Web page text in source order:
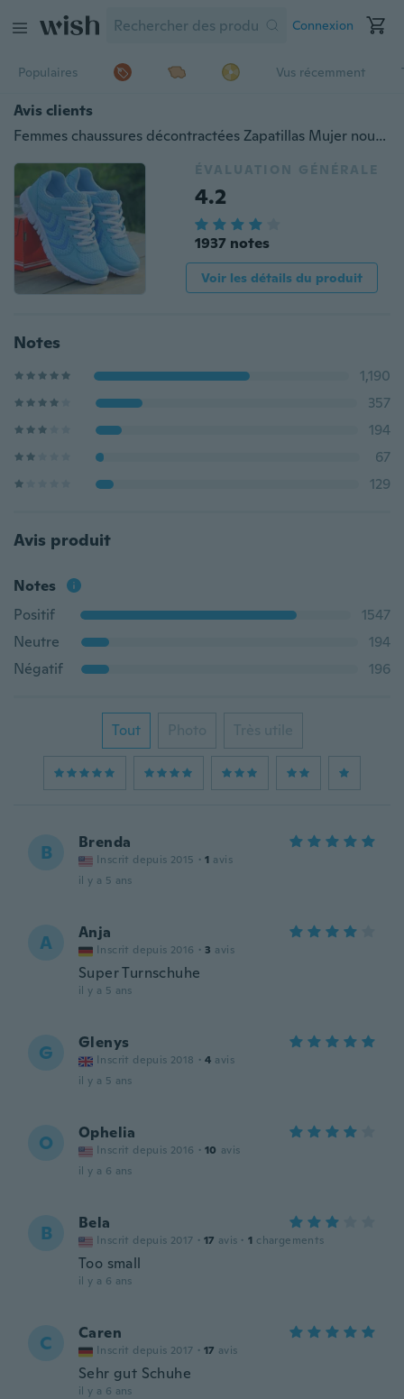
Connexion
Populaires Vus récemment
Avis clients
Femmes chaussures décontractées Zapatillas Mujer nouvelle mode respirant appartements femmes Tenis Style de mode maille baskets grande taille 35-44
ÉVALUATION GÉNÉRALE
4.2
1937 notes
Voir les détails du produit
Notes
1,190
357
194
67
129
Avis produit
Notes
Positif
1547
Neutre
194
Négatif
196
Tout Photo Très utile
B Brenda
Inscrit depuis 2015 · 1 avis
il y a 5 ans
A Anja
Inscrit depuis 2016 · 3 avis
Super Turnschuhe
il y a 5 ans
G Glenys
Inscrit depuis 2018 · 4 avis
il y a 5 ans
O Ophelia
Inscrit depuis 2016 · 10 avis
il y a 6 ans
B Bela
Inscrit depuis 2017 · 17 avis · 1 chargements
Too small
il y a 6 ans
C Caren
Inscrit depuis 2017 · 17 avis
Sehr gut Schuhe
il y a 6 ans